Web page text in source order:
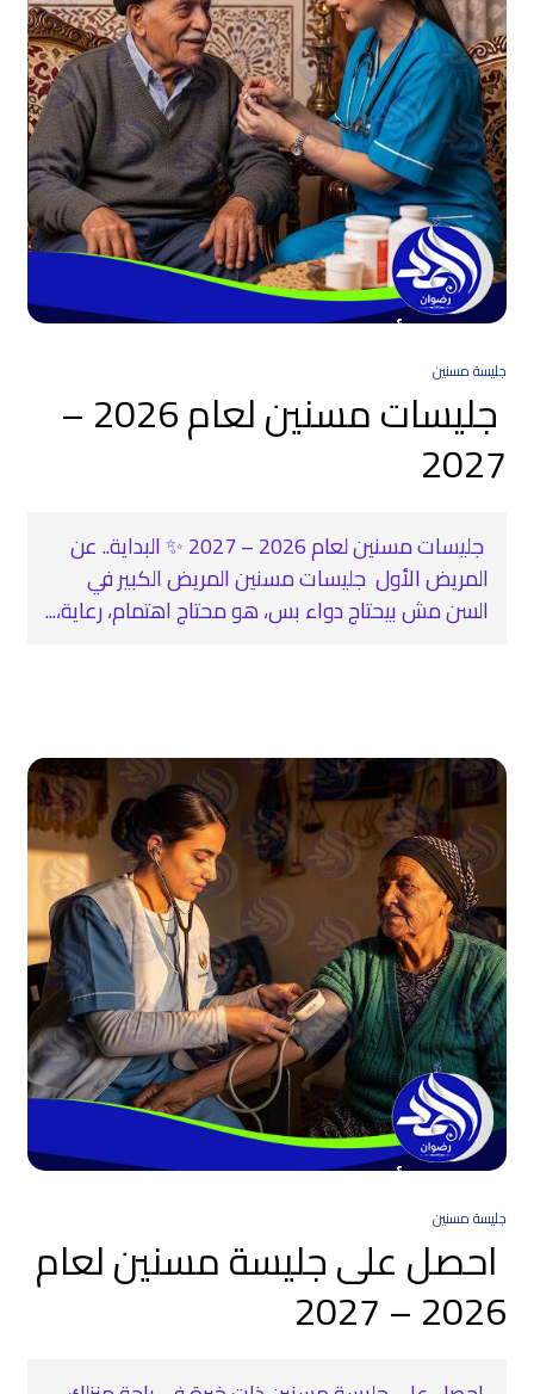
جليسة مسنين
جليسات مسنين لعام 2026 –
2027
جليسات مسنين لعام 2026 – 2027 ✨ البداية.. عن
المريض الأول جليسات مسنين المريض الكبير في
السن مش بيحتاج دواء بس، هو محتاج اهتمام، رعاية،...
جليسة مسنين
احصل على جليسة مسنين لعام
2026 – 2027